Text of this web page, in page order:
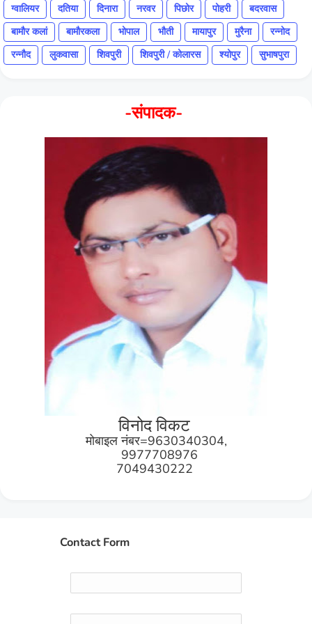
ग्वालियर दतिया दिनारा नरवर पिछोर पोहरी
बदरवास
बामौर कलां
बामौरकला भोपाल भौती मायापुर मुरैना
रन्नोद
रन्नौद
लुकवासा शिवपुरी शिवपुरी / कोलारस श्योपुर सुभाषपुरा
-संपादक-
विनोद विकट
मोबाइल नंबर=9630340304,
9977708976
7049430222
Contact Form